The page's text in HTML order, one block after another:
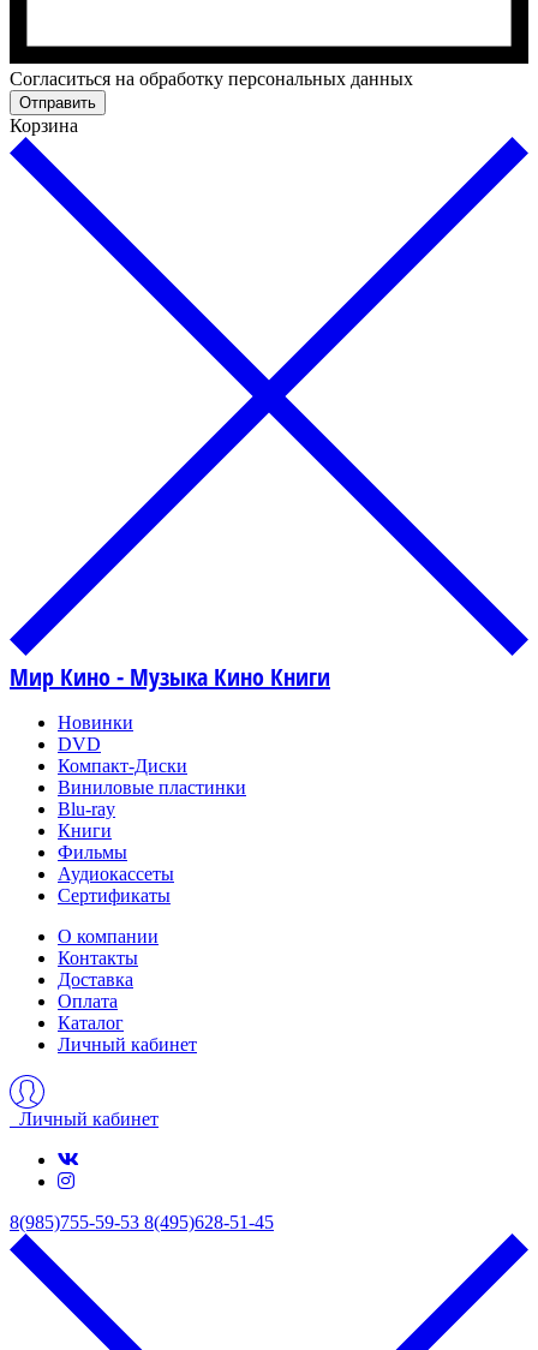
Cогласиться на обработку персональных данных
Отправить
Корзина
Мир Кино - Музыка Кино Книги
Новинки
DVD
Компакт-Диски
Виниловые пластинки
Blu-ray
Книги
Фильмы
Аудиокассеты
Сертификаты
О компании
Контакты
Доставка
Оплата
Каталог
Личный кабинет
Личный кабинет
8(985)755-59-53 8(495)628-51-45